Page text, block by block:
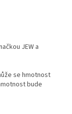
JEW a
se hmotnost
bude